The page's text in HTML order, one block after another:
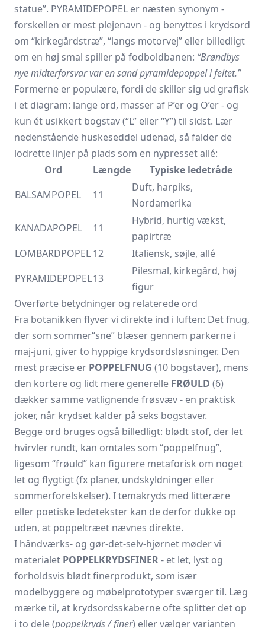
statue”. PYRAMIDEPOPEL er næsten synonym -
forskellen er mest plejenavn - og benyttes i krydsord
om “kirkegårds­træ”, “langs motorvej” eller billedligt
om en høj smal spiller på fodboldbanen: “Brøndbys
nye midterforsvar var en sand pyramidepoppel i feltet.”
Formerne er populære, fordi de skiller sig ud grafisk
i et diagram: lange ord, masser af P’er og O’er - og
kun ét usikkert bogstav (“L” eller “Y”) til sidst. Lær
nedenstående huskeseddel udenad, så falder de
lodrette linjer på plads som en nypresset allé:
Ord
Længde
Typiske ledetråde
BALSAMPOPEL
11
Duft, harpiks,
Nordamerika
KANADAPOPEL
11
Hybrid, hurtig vækst,
papir­træ
LOMBARDPOPEL 12
Italiensk, søjle, allé
PYRAMIDEPOPEL13
Pilesmal, kirkegård, høj
figur
Overførte betydninger og relaterede ord
Fra botanikken flyver vi direkte ind i luften: Det fnug,
der som sommer­“sne” blæser gennem parkerne i
maj-juni, giver to hyppige krydsordsløsninger. Den
mest præcise er POPPELFNUG (10 bogstaver), mens
den kortere og lidt mere generelle FRØULD (6)
dækker samme vatlignende frøsvæv - en praktisk
joker, når krydset kalder på seks bogstaver.
Begge ord bruges også billedligt: blødt stof, der let
hvirvler rundt, kan omtales som “poppelfnug”,
ligesom “frøuld” kan figurere metaforisk om noget
let og flygtigt (fx planer, undskyldninger eller
sommerforelskelser). I temakryds med litterære
eller poetiske ledetekster kan de derfor dukke op
uden, at poppeltræet nævnes direkte.
I håndværks- og gør-det-selv-hjørnet møder vi
materialet POPPELKRYDSFINER- et let, lyst og
forholdsvis blødt finerprodukt, som især
modelbyggere og møbel­prototyper sværger til. Læg
mærke til, at krydsordsskaberne ofte splitter det op
i to dele (poppelkryds / finer) eller vælger varianten